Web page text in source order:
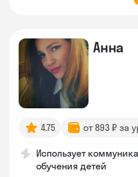
Анна
4.75 от 893 ₽ за
Использует
обучения детей